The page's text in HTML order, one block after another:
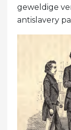
geweldige
antislavery